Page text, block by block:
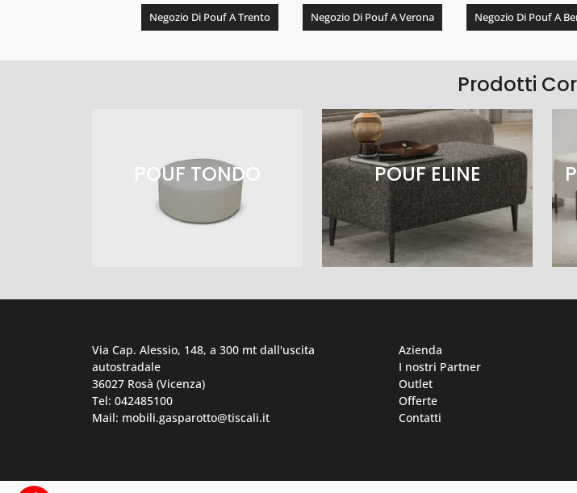
Negozio Di Pouf A Trento Negozio Di Pouf A Verona Negozio Di Pouf A
Prodotti
POUF TONDO POUF ELINE
Via Cap. Alessio, 148, a 300 mt dall'uscita
autostradale
36027 Rosà (Vicenza)
Tel: 042485100
Mail: mobili.gasparotto@tiscali.it
Azienda
I nostri Partner
Outlet
Offerte
Contatti